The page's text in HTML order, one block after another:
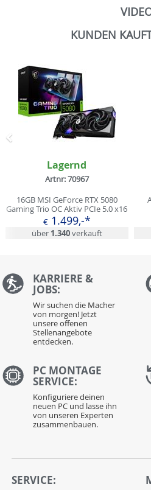
KUNDEN
Lagernd
Artnr: 70967
16GB MSI GeForce RTX 5080
Gaming Trio OC Aktiv PCIe 5.0 x16
1xHDMI 2.1b / 3xDisplayPort 2.1b
(Retail)
€1.499,-*
über 1.340verkauft
Zurück
KARRIERE &
JOBS:
Wir suchen die Macher
von morgen! Jetzt
unsere offenen
Stellenangebote
entdecken.
PC MONTAGE
SERVICE:
Konfiguriere deinen
neuen PC und lasse ihn
von unseren Experten
zusammenbauen.
SERVICE: